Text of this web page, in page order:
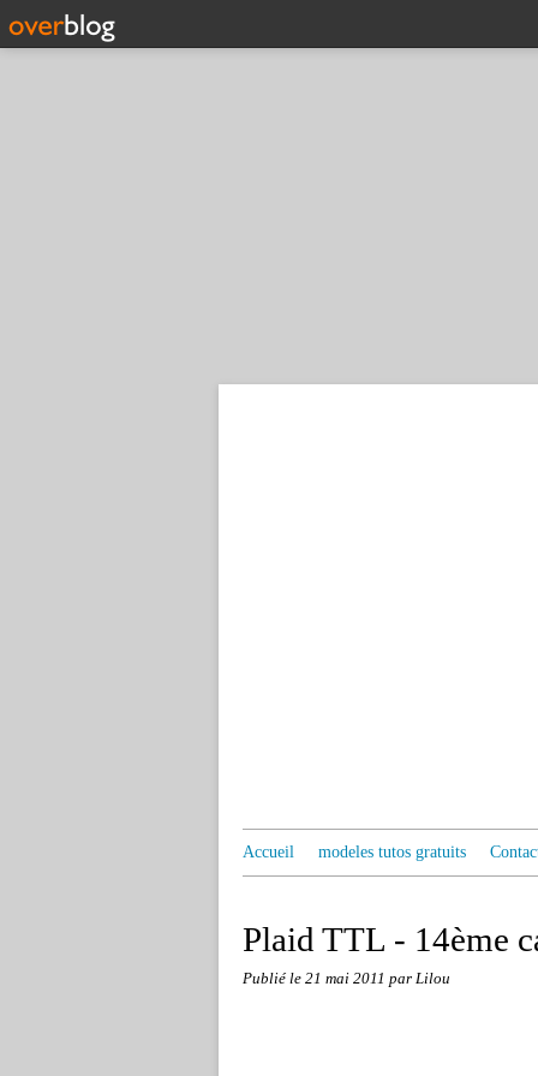
Accueil modeles tutos gratuits
Plaid TTL - 14ème
Publié le 21 mai 2011 par Lilou